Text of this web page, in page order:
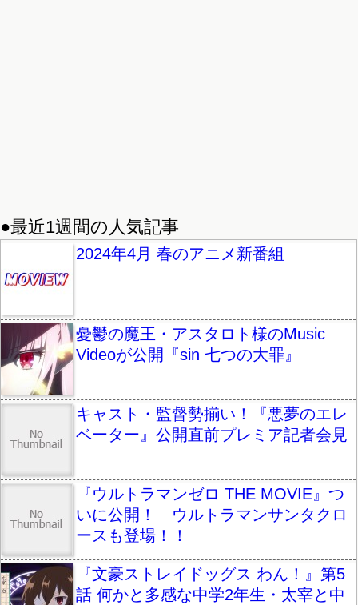
●最近1週間の人気記事
2024年4月 春のアニメ新番組
憂鬱の魔王・アスタロト様のMusic
Videoが公開『sin 七つの大罪』
キャスト・監督勢揃い！『悪夢のエレ
ベーター』公開直前プレミア記者会見
『ウルトラマンゼロ THE MOVIE』つ
いに公開！ ウルトラマンサンタクロ
ースも登場！！
『文豪ストレイドッグス わん！』第5
話 何かと多感な中学2年生・太宰と中